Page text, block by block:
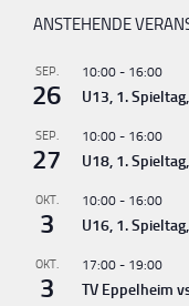
ANSTEHENDE
SEP.
26
10:00 - 16:00
U13, 1.
SEP.
27
10:00 - 16:00
U18, 1.
OKT.
3
10:00 - 16:00
U16, 1.
OKT.
3
17:00 - 19:00
TV Eppelheim